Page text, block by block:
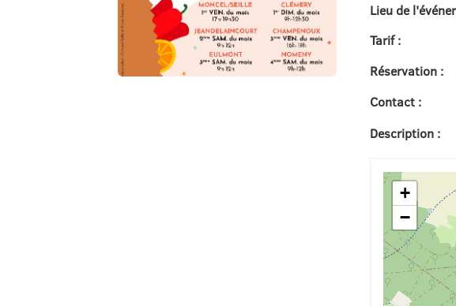
Lieu de
Tarif :
Réservation :
Contact :
Description :
+
−